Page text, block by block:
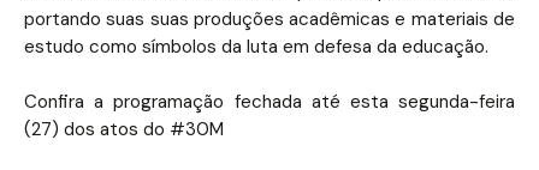
portando suas suas produções acadêmicas e materiais de
estudo como símbolos da luta em defesa da educação.
Confira a programação fechada até esta segunda-feira
(27) dos atos do #30M